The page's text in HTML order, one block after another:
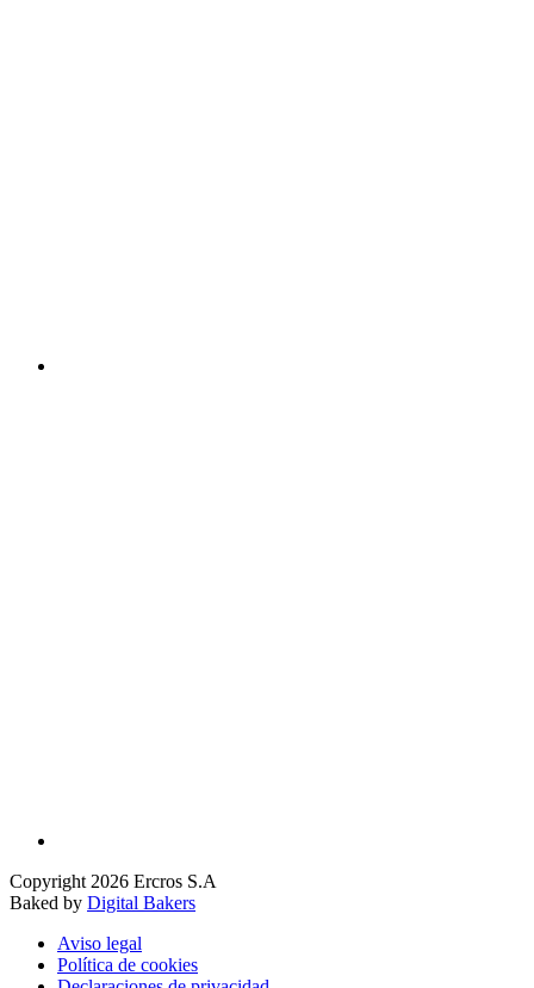
Copyright 2026 Ercros S.A
Baked by Digital Bakers
Aviso legal
Política de cookies